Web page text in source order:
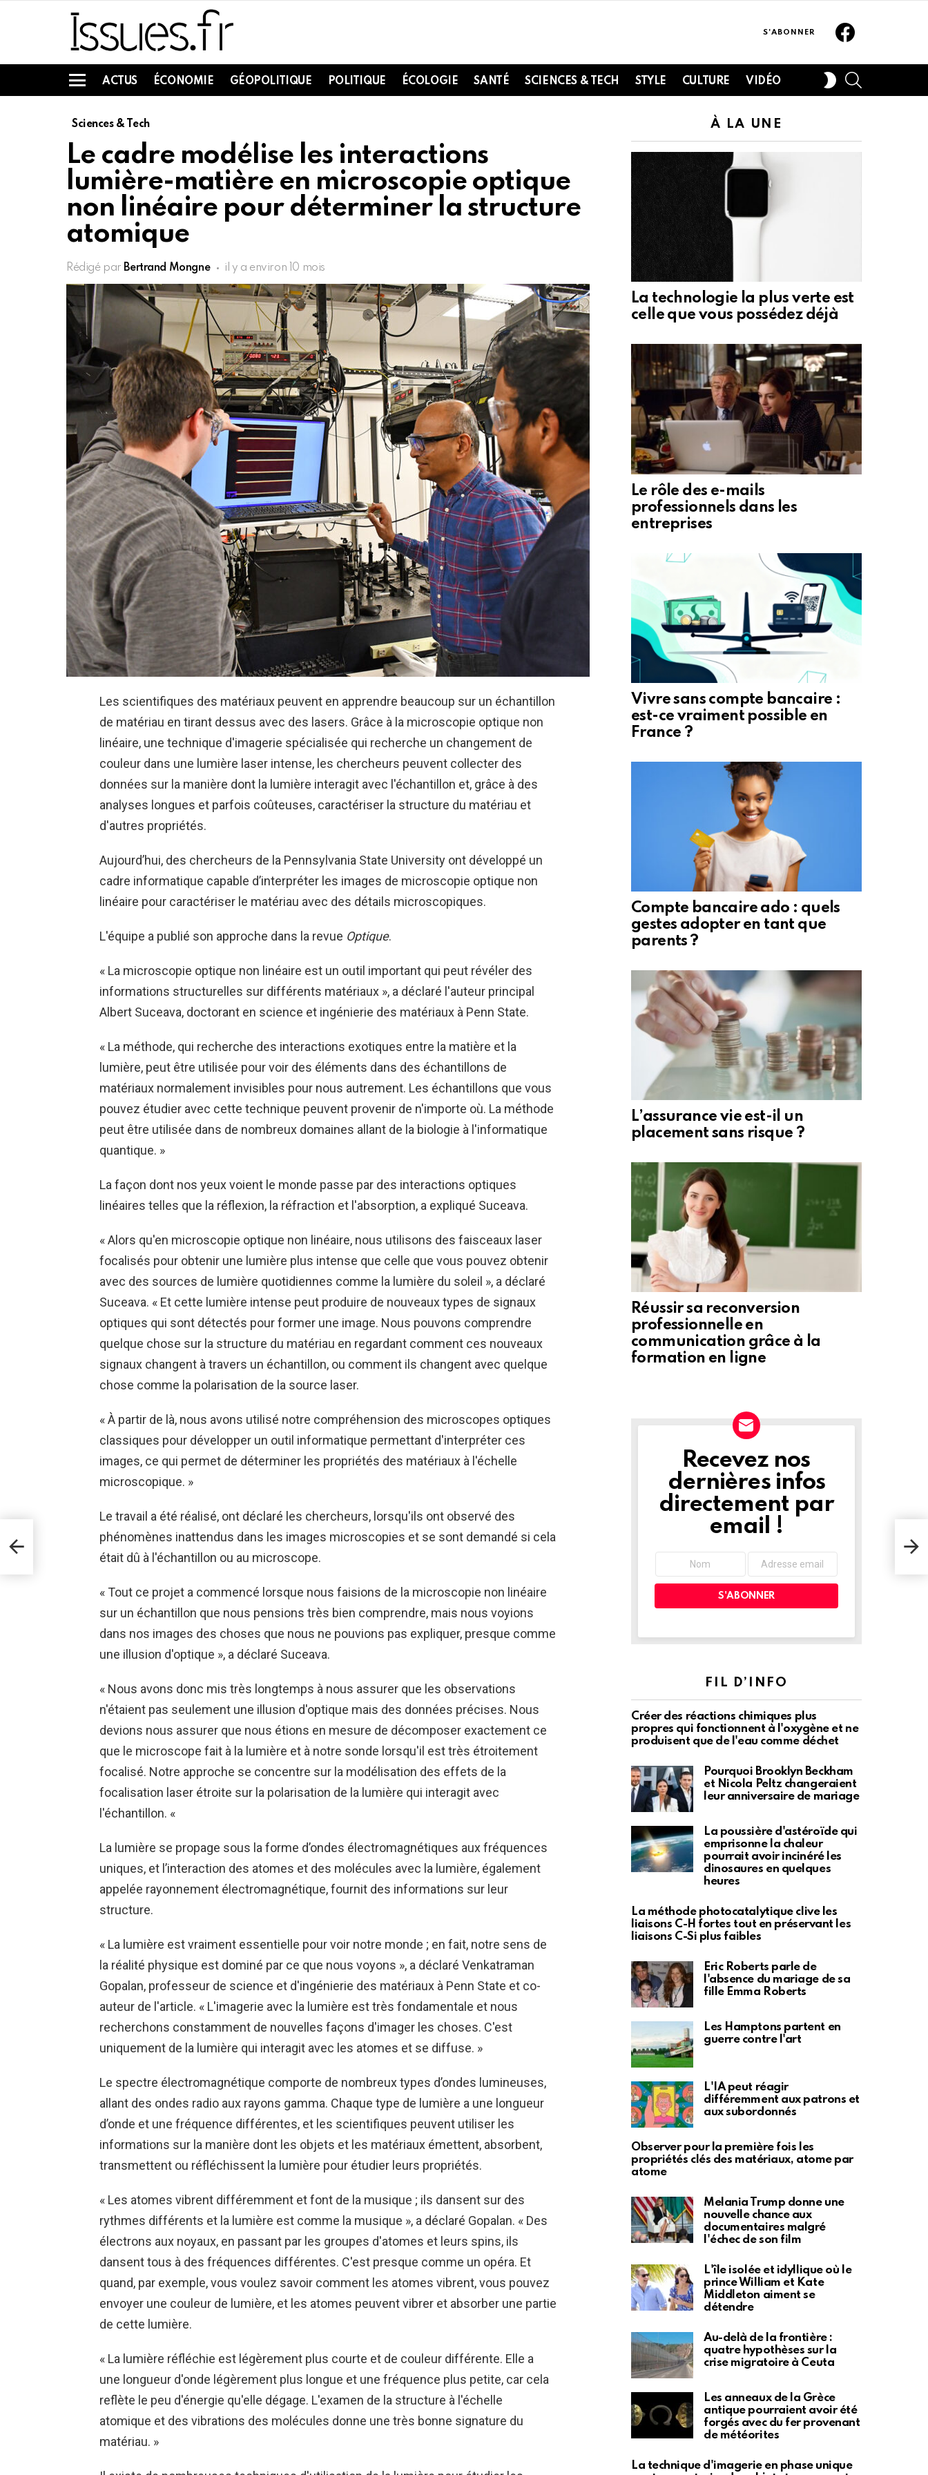
S'ABONNER
Menu
ACTUS ÉCONOMIE GÉOPOLITIQUE POLITIQUE ÉCOLOGIE SANTÉ SCIENCES & TECH STYLE CULTURE VIDÉO
SWITCH
SKIN
Sciences & Tech
Le cadre modélise les interactions
lumière-matière en microscopie optique
non linéaire pour déterminer la structure
atomique
Rédigé par Bertrand Mongne il y a environ 10 mois
Les scientifiques des matériaux peuvent en apprendre beaucoup sur un échantillon
de matériau en tirant dessus avec des lasers. Grâce à la microscopie optique non
linéaire, une technique d'imagerie spécialisée qui recherche un changement de
couleur dans une lumière laser intense, les chercheurs peuvent collecter des
données sur la manière dont la lumière interagit avec l'échantillon et, grâce à des
analyses longues et parfois coûteuses, caractériser la structure du matériau et
d'autres propriétés.
Aujourd’hui, des chercheurs de la Pennsylvania State University ont développé un
cadre informatique capable d’interpréter les images de microscopie optique non
linéaire pour caractériser le matériau avec des détails microscopiques.
L'équipe a publié son approche dans la revue Optique.
« La microscopie optique non linéaire est un outil important qui peut révéler des
informations structurelles sur différents matériaux », a déclaré l'auteur principal
Albert Suceava, doctorant en science et ingénierie des matériaux à Penn State.
« La méthode, qui recherche des interactions exotiques entre la matière et la
lumière, peut être utilisée pour voir des éléments dans des échantillons de
matériaux normalement invisibles pour nous autrement. Les échantillons que vous
pouvez étudier avec cette technique peuvent provenir de n'importe où. La méthode
peut être utilisée dans de nombreux domaines allant de la biologie à l'informatique
quantique. »
La façon dont nos yeux voient le monde passe par des interactions optiques
linéaires telles que la réflexion, la réfraction et l'absorption, a expliqué Suceava.
« Alors qu'en microscopie optique non linéaire, nous utilisons des faisceaux laser
focalisés pour obtenir une lumière plus intense que celle que vous pouvez obtenir
avec des sources de lumière quotidiennes comme la lumière du soleil », a déclaré
Suceava. « Et cette lumière intense peut produire de nouveaux types de signaux
optiques qui sont détectés pour former une image. Nous pouvons comprendre
quelque chose sur la structure du matériau en regardant comment ces nouveaux
signaux changent à travers un échantillon, ou comment ils changent avec quelque
chose comme la polarisation de la source laser.
« À partir de là, nous avons utilisé notre compréhension des microscopes optiques
classiques pour développer un outil informatique permettant d'interpréter ces
images, ce qui permet de déterminer les propriétés des matériaux à l'échelle
microscopique. »
Le travail a été réalisé, ont déclaré les chercheurs, lorsqu'ils ont observé des
phénomènes inattendus dans les images microscopies et se sont demandé si cela
était dû à l'échantillon ou au microscope.
« Tout ce projet a commencé lorsque nous faisions de la microscopie non linéaire
sur un échantillon que nous pensions très bien comprendre, mais nous voyions
dans nos images des choses que nous ne pouvions pas expliquer, presque comme
une illusion d'optique », a déclaré Suceava.
« Nous avons donc mis très longtemps à nous assurer que les observations
n'étaient pas seulement une illusion d'optique mais des données précises. Nous
devions nous assurer que nous étions en mesure de décomposer exactement ce
que le microscope fait à la lumière et à notre sonde lorsqu'il est très étroitement
focalisé. Notre approche se concentre sur la modélisation des effets de la
focalisation laser étroite sur la polarisation de la lumière qui interagit avec
l'échantillon. «
La lumière se propage sous la forme d’ondes électromagnétiques aux fréquences
uniques, et l’interaction des atomes et des molécules avec la lumière, également
appelée rayonnement électromagnétique, fournit des informations sur leur
structure.
« La lumière est vraiment essentielle pour voir notre monde ; en fait, notre sens de
la réalité physique est dominé par ce que nous voyons », a déclaré Venkatraman
Gopalan, professeur de science et d'ingénierie des matériaux à Penn State et co-
auteur de l'article. « L'imagerie avec la lumière est très fondamentale et nous
recherchons constamment de nouvelles façons d'imager les choses. C'est
uniquement de la lumière qui interagit avec les atomes et se diffuse. »
Le spectre électromagnétique comporte de nombreux types d’ondes lumineuses,
allant des ondes radio aux rayons gamma. Chaque type de lumière a une longueur
d’onde et une fréquence différentes, et les scientifiques peuvent utiliser les
informations sur la manière dont les objets et les matériaux émettent, absorbent,
transmettent ou réfléchissent la lumière pour étudier leurs propriétés.
« Les atomes vibrent différemment et font de la musique ; ils dansent sur des
rythmes différents et la lumière est comme la musique », a déclaré Gopalan. « Des
électrons aux noyaux, en passant par les groupes d'atomes et leurs spins, ils
dansent tous à des fréquences différentes. C'est presque comme un opéra. Et
quand, par exemple, vous voulez savoir comment les atomes vibrent, vous pouvez
envoyer une couleur de lumière, et les atomes peuvent vibrer et absorber une partie
de cette lumière.
« La lumière réfléchie est légèrement plus courte et de couleur différente. Elle a
une longueur d'onde légèrement plus longue et une fréquence plus petite, car cela
reflète le peu d'énergie qu'elle dégage. L'examen de la structure à l'échelle
atomique et des vibrations des molécules donne une très bonne signature du
matériau. »
À LA UNE
La technologie la plus verte est
celle que vous possédez déjà
Le rôle des e-mails
professionnels dans les
entreprises
Vivre sans compte bancaire :
est-ce vraiment possible en
France ?
Compte bancaire ado : quels
gestes adopter en tant que
parents ?
L’assurance vie est-il un
placement sans risque ?
Réussir sa reconversion
professionnelle en
communication grâce à la
formation en ligne
NEWSLETTER
Recevez nos
dernières infos
directement par
email !
FIL D’INFO
Créer des réactions chimiques plus
propres qui fonctionnent à l'oxygène et ne
produisent que de l'eau comme déchet
Pourquoi Brooklyn Beckham
et Nicola Peltz changeraient
leur anniversaire de mariage
La poussière d'astéroïde qui
emprisonne la chaleur
pourrait avoir incinéré les
dinosaures en quelques
heures
La méthode photocatalytique clive les
liaisons C-H fortes tout en préservant les
liaisons C-Si plus faibles
Eric Roberts parle de
l'absence du mariage de sa
fille Emma Roberts
Les Hamptons partent en
guerre contre l'art
L'IA peut réagir
différemment aux patrons et
aux subordonnés
Observer pour la première fois les
propriétés clés des matériaux, atome par
atome
Melania Trump donne une
nouvelle chance aux
documentaires malgré
l'échec de son film
L'île isolée et idyllique où le
prince William et Kate
Middleton aiment se
détendre
Au-delà de la frontière :
quatre hypothèses sur la
crise migratoire à Ceuta
Les anneaux de la Grèce
antique pourraient avoir été
forgés avec du fer provenant
de météorites
La technique d'imagerie en phase unique